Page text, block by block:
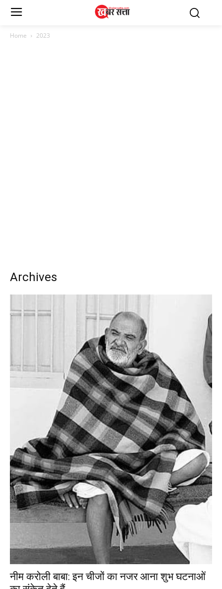
Home 2023
Archives
नीम करोली बाबा: इन चीजों का नजर आना शुभ घटनाओं